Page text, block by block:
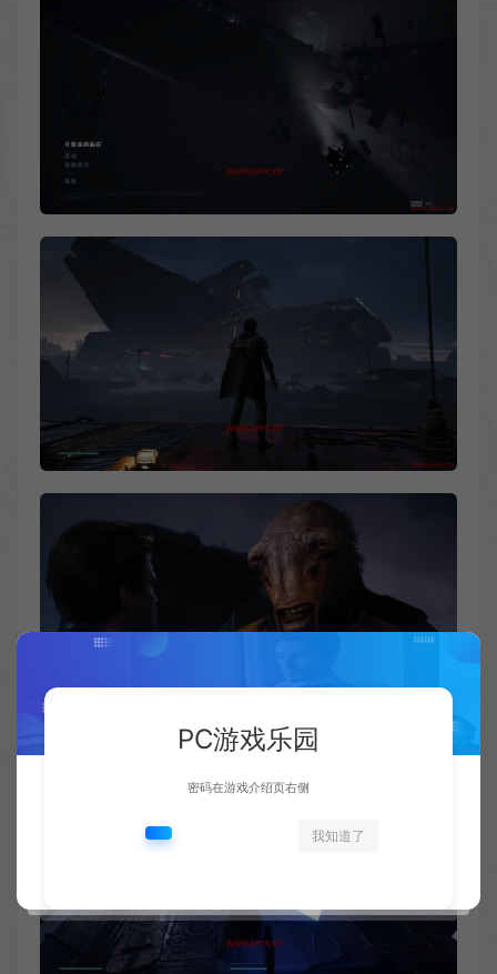
PC游戏乐园
密码在游戏介绍页右侧
我知道了